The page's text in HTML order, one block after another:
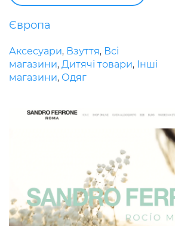
Європа
Аксесуари, Взуття, Всі
магазини, Дитячі товари, Інші
магазини, Одяг